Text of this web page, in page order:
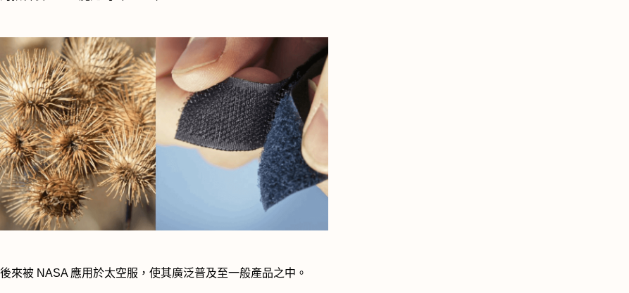
來被 NASA 應用於太空服，使其廣泛普及至一般產品之中。